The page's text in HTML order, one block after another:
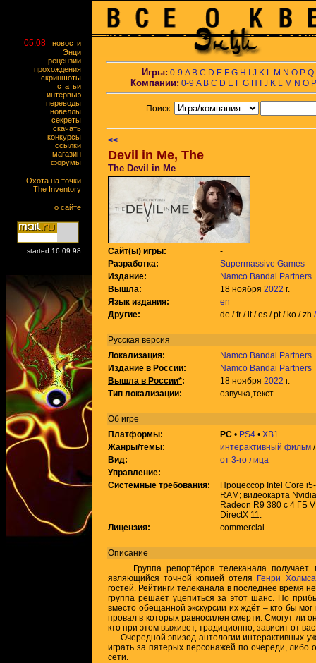
05.08
новости
Энци
рецензии
прохождения
скриншоты
статьи
интервью
переводы
новеллы
секреты
скачать
конкурсы
ссылки
магазин
форумы
Охота на точки
The Inventory
о сайте
started 16.09.98
Игры: 0-9 A B C D E F G H J K L M N O P Q
Компании: 0-9 A B C D E F G H J K L M N O P
Поиск:
<<
Devil in Me, The
The Devil in Me
Сайт(ы) игры:
-
Разработка:
Supermassive Games
Издание:
Namco Bandai Partners
Вышла:
18 ноября 2022 г.
Язык издания:
en
Другие:
de / fr / it / es / pt / ko / zh
Русская версия
Локализация:
Namco Bandai Partners
Издание в России:
Namco Bandai Partners
Вышла в России*: 18 ноября 2022 г.
Тип локализации:
озвучка,текст
Об игре
Платформы:
PC • PS4 • XB1
Жанры/темы:
интерактивный фильм
Вид:
от 3-го лица
Управление:
-
Системные требования:
Процессор Intel Core
RAM; видеокарта
Radeon R9 380 с 4 ГБ
DirectX 11.
Лицензия:
commercial
Описание
Группа репортёров телеканала получает
являющийся точной копией отеля
Генри Холмса
гостей. Рейтинги телеканала в последнее время
группа решает уцепиться за этот шанс. По
вместо обещанной экскурсии их ждёт – кто бы
провал в которых равносилен смерти. Смогут ли
кто при этом выживет, традиционно, зависит от
Очередной эпизод антологии интерактивных
играть за пятерых персонажей по очереди, либо
сети.